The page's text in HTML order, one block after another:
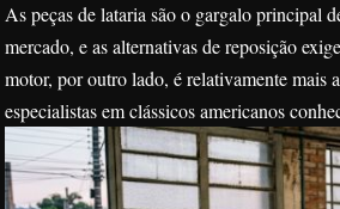
As peças de lataria são o gargalo principal
mercado, e as alternativas de reposição
motor, por outro lado, é relativamente mais
especialistas em clássicos americanos